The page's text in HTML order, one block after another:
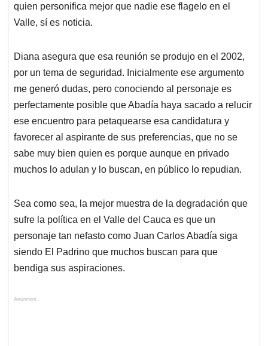
quien personifica mejor que nadie ese flagelo en el
Valle, sí es noticia.
Diana asegura que esa reunión se produjo en el 2002,
por un tema de seguridad. Inicialmente ese argumento
me generó dudas, pero conociendo al personaje es
perfectamente posible que Abadía haya sacado a relucir
ese encuentro para petaquearse esa candidatura y
favorecer al aspirante de sus preferencias, que no se
sabe muy bien quien es porque aunque en privado
muchos lo adulan y lo buscan, en público lo repudian.
Sea como sea, la mejor muestra de la degradación que
sufre la política en el Valle del Cauca es que un
personaje tan nefasto como Juan Carlos Abadía siga
siendo El Padrino que muchos buscan para que
bendiga sus aspiraciones.
Anuncios.